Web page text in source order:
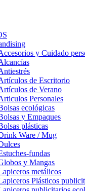
y Cuidado
de Escritorio
de Verano
Personales
ecológicas
y Empaques
plásticas
Ware / Mug
fundas
y Mangas
metálicos
Plásticos